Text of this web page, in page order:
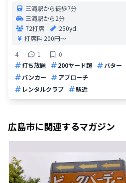
三滝駅から徒歩7分
三滝駅から2分
72打席
250yd
打席料 200円〜
4
1
0
打ち放題
200ヤード超
パター
バンカー
アプローチ
レンタルクラブ
駅近
広島市に関連するマガジン